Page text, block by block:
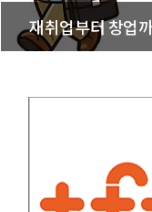
재취업부터 창업